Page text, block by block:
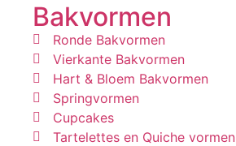
Bakvormen
Ronde Bakvormen
Vierkante Bakvormen
Hart & Bloem Bakvormen
Springvormen
Cupcakes
Tartelettes en Quiche vormen